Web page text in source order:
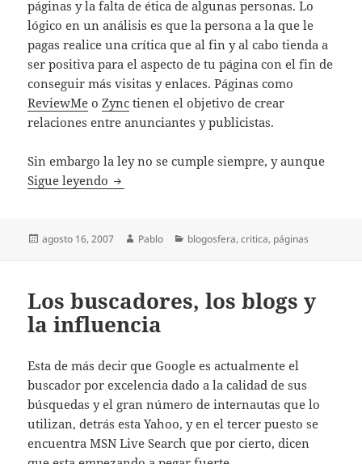
páginas y la falta de ética de algunas personas. Lo
lógico en un análisis es que la persona a la que le
pagas realice una crítica que al fin y al cabo tienda a
ser positiva para el aspecto de tu página con el fin de
conseguir más visitas y enlaces. Páginas como
ReviewMe oZync tienen el objetivo de crear
relaciones entre anunciantes y publicistas.
Sin embargo la ley no se cumple siempre, y aunque
Sigue leyendo Cómo NO promocionar una página web
Publicado
agosto 16, 2007 Autor
Pablo Categorías
blogosfera,critica, páginas
Los buscadores, los blogs y
la influencia
Esta de más decir que Google es actualmente el
buscador por excelencia dado a la calidad de sus
búsquedas y el gran número de internautas que lo
utilizan, detrás esta Yahoo, y en el tercer puesto se
encuentra MSN Live Search que por cierto, dicen